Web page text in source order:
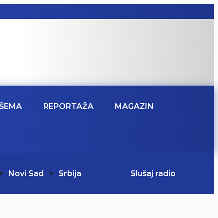
REPORTAŽA MAGAZIN
Novi Sad Srbija Slušaj radio